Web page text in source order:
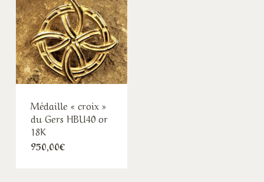
Médaille « croix »
du Gers HBU40 or
18K
950,00€